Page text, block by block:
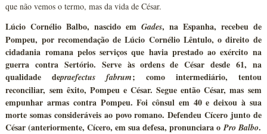
que não vemos o termo, mas da vida de César.
Lúcio Cornélio Balbo, nascido emGades, na Espanha, recebeu de
Pompeu, por recomendação de Lúcio Cornélio Lêntulo, o direito de
cidadania romana pelos serviços que havia prestado ao exército na
guerra contra Sertório. Serve às ordens de César desde 61, na
qualidade depraefectus fabrum; como intermediário, tentou
reconciliar, sem êxito, Pompeu e César. Segue então César, mas sem
empunhar armas contra Pompeu. Foi cônsul em 40 e deixou à sua
morte somas consideráveis ao povo romano. Defendeu Cícero junto de
César (anteriormente, Cícero, em sua defesa, pronunciara oPro Balbo.